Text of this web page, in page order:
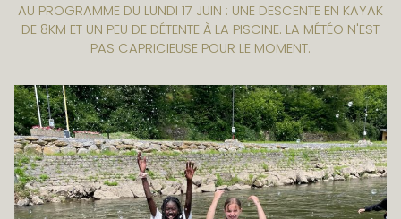
AU PROGRAMME DU LUNDI 17 JUIN : UNE DESCENTE EN KAYAK
DE 8KM ET UN PEU DE DÉTENTE À LA PISCINE. LA MÉTÉO N'EST
PAS CAPRICIEUSE POUR LE MOMENT.